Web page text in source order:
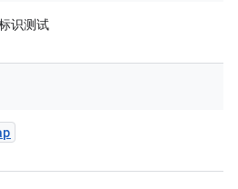
识测试